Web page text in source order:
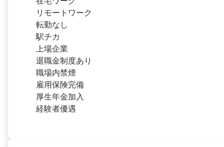
リモートワーク
転勤なし
駅チカ
上場企業
退職金制度あり
職場内禁煙
雇用保険完備
厚生年金加入
経験者優遇